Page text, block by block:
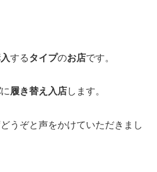
するタイプのお店です。
に履き替え入店します。
うぞと声をかけていただきまし